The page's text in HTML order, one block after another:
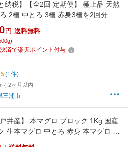
納税】【全2回 定期便】 極上品 天然
2柵 中とろ 3柵 赤身3柵を2回分 ま
鮪 とろ 刺身 定期 三崎 三崎港 海鮮
日 父の日 敬老の日 オーシャン・グ
三浦市 おすすめ ランキング プレゼ
円 送料無料
済で楽天ポイント付与
5(1件)
ら2ヶ月以内
三浦市
戸井産】 本マグロ ブロック 1Kg 国産
生本マグロ 中とろ 赤身 本マグロ 背
ギフト 北海道産 刺身 とろ まぐろ